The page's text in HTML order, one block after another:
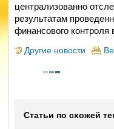
централизованно
результатам
финансового контроля
Другие новости
Статьи по схожей